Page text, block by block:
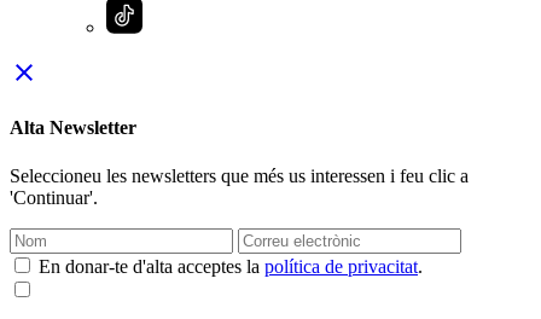
close
Alta Newsletter
Seleccioneu les newsletters que més us interessen i feu clic a
'Continuar'.
En donar-te d'alta acceptes la política de privacitat.